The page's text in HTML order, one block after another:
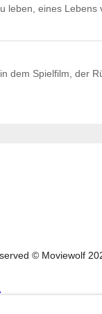
leben, eines
dem Spielfilm, der
© Moviewolf